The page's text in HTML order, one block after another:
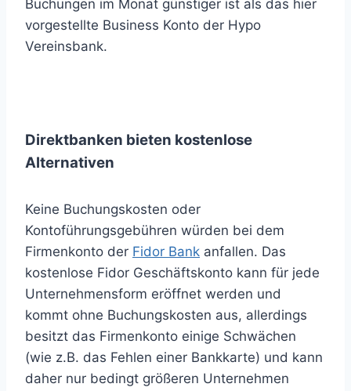
Buchungen im Monat günstiger ist als das hier
vorgestellte Business Konto der Hypo
Vereinsbank.
Direktbanken bieten kostenlose
Alternativen
Keine Buchungskosten oder
Kontoführungsgebühren würden bei dem
Firmenkonto der Fidor Bank anfallen. Das
kostenlose Fidor Geschäftskonto kann für jede
Unternehmensform eröffnet werden und
kommt ohne Buchungskosten aus, allerdings
besitzt das Firmenkonto einige Schwächen
(wie z.B. das Fehlen einer Bankkarte) und kann
daher nur bedingt größeren Unternehmen